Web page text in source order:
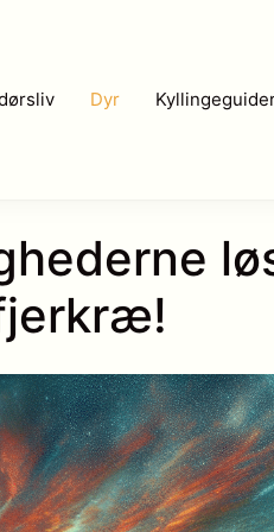
Dyr